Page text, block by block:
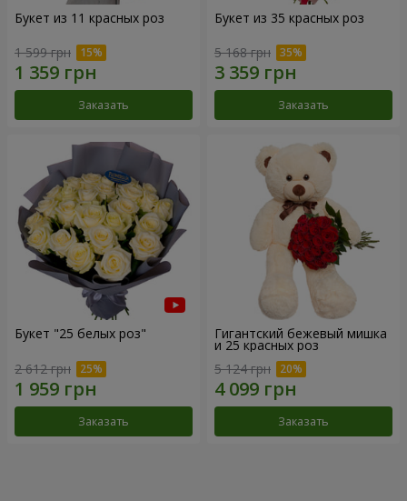
Букет из 11 красных роз
1 599 грн
Заказать
Букет из 35 красных роз
5 168 грн
Заказать
Букет "25 белых роз"
2 612 грн
Заказать
Гигантский бежевый мишка
и 25 красных роз
5 124 грн
Заказать